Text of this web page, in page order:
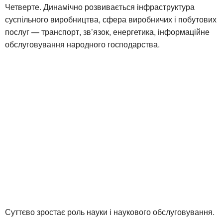
Четверте. Динамічно розвивається інфраструктура
суспільного виробництва, сфера виробничих і побутових
послуг — транспорт, зв’язок, енергетика, інформаційне
обслуговування народного господарства.
Суттєво зростає роль науки і наукового обслуговування.